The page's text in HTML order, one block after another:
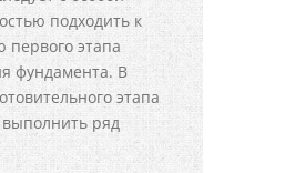
подходить к
этапа
фундамента. В
этапа
ряд